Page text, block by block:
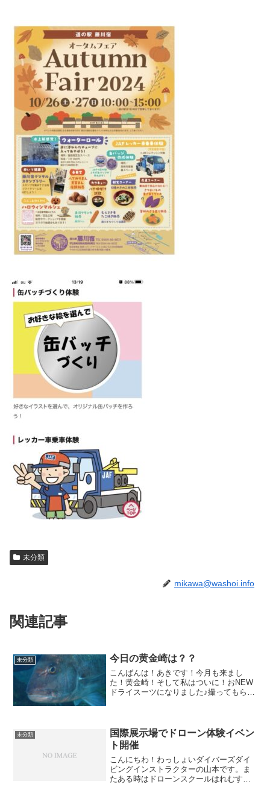
未分類
mikawa@washoi.info
関連記事
未分類 今日の黄金崎は？？
こんばんは！あきです！今月も来まし
た！黄金崎！そして私はついに！おNEW
ドライスーツになりました♪撮ってもらっ
スマスの記...
未分類
国際展示場でドローン体験イベン
ト開催
こんにちわ！わっしょいダイバーズダイ
ビングインストラクターの山本です。ま
たある時はドローンスクールはれむす